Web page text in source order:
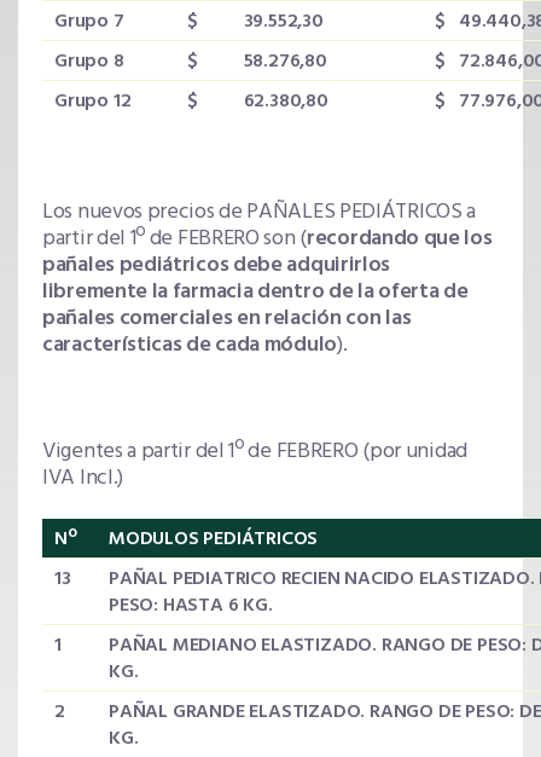
Grupo 7
$ 39.552,30
$
Grupo 8
$ 58.276,80
$
Grupo 12
$ 62.380,80 $
Los nuevos precios de PAÑALES PEDIÁTRICOS a
partir del 1º de FEBRERO son (recordando que los
pañales pediátricos debe adquirirlos
libremente la farmacia dentro de la oferta de
pañales comerciales en relación con las
características de cada módulo).
Vigentes a partir del 1º de FEBRERO (por unidad
IVA Incl.)
Nº
MODULOS PEDIÁTRICOS
13
PAÑAL PEDIATRICO RECIEN NACIDO
PESO: HASTA 6 KG.
1
PAÑAL MEDIANO ELASTIZADO. RANGO DE PESO:
KG.
2
PAÑAL GRANDE ELASTIZADO. RANGO DE PESO:
KG.